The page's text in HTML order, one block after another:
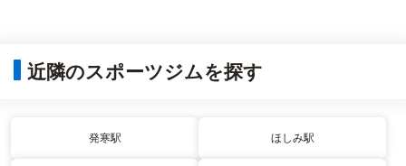
近隣のスポーツジムを探す
発寒駅 ほしみ駅